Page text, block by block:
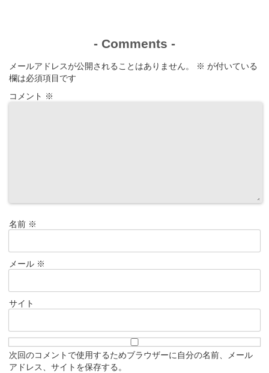
- Comments -
メールアドレスが公開されることはありません。 ※ が付いている
欄は必須項目です
コメント ※
名前 ※
メール ※
サイト
次回のコメントで使用するためブラウザーに自分の名前、メール
アドレス、サイトを保存する。